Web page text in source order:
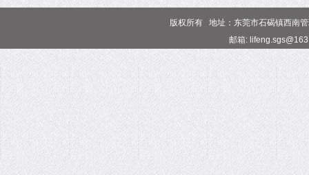
版权所有 地址：东莞市石碣镇西南
邮箱: